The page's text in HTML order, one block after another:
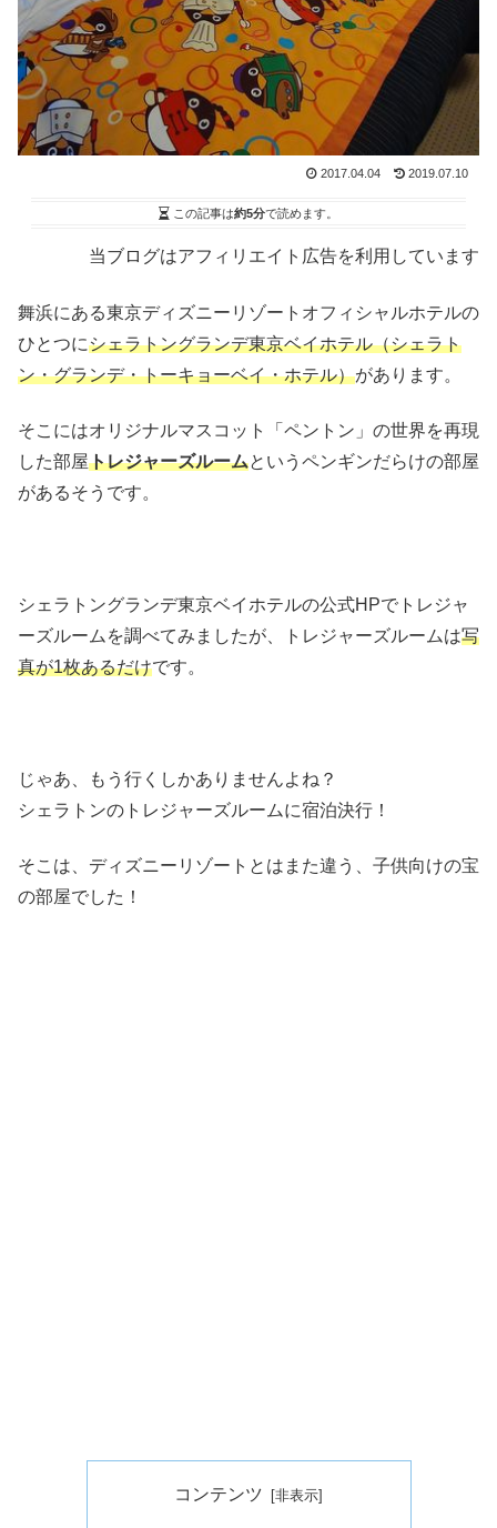
2017.04.04 2019.07.10
この記事は約5分で読めます。
当ブログはアフィリエイト広告を利用しています
舞浜にある東京ディズニーリゾートオフィシャルホテルの
ひとつにシェラトングランデ東京ベイホテル（シェラト
ン・グランデ・トーキョーベイ・ホテル）があります。
そこにはオリジナルマスコット「ペントン」の世界を再現
した部屋トレジャーズルームというペンギンだらけの部屋
があるそうです。
シェラトングランデ東京ベイホテルの公式HPでトレジャ
ーズルームを調べてみましたが、トレジャーズルームは写
真が1枚あるだけです。
じゃあ、もう行くしかありませんよね？
シェラトンのトレジャーズルームに宿泊決行！
そこは、ディズニーリゾートとはまた違う、子供向けの宝
の部屋でした！
コンテンツ